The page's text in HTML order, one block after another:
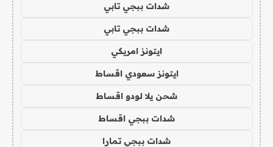
شدات ببجي تابي
شدات ببجي تابي
ايتونز امريكي
ايتونز سعودي اقساط
شحن يلا لودو اقساط
شدات ببجي اقساط
شدات ببجي تمارا